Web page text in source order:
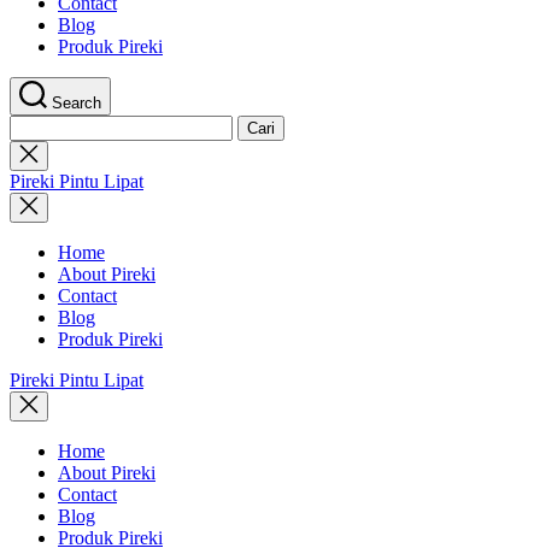
Blog
Produk Pireki
Search
untuk:
Close
search
Pireki Pintu Lipat
Home
About Pireki
Contact
Blog
Produk Pireki
Pireki Pintu Lipat
Home
About Pireki
Contact
Blog
Produk Pireki